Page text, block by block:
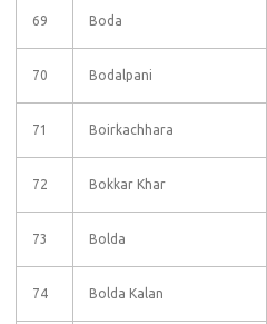
69 Boda
70 Bodalpani
71 Boirkachhara
72 Bokkar Khar
73 Bolda
74 Bolda Kalan